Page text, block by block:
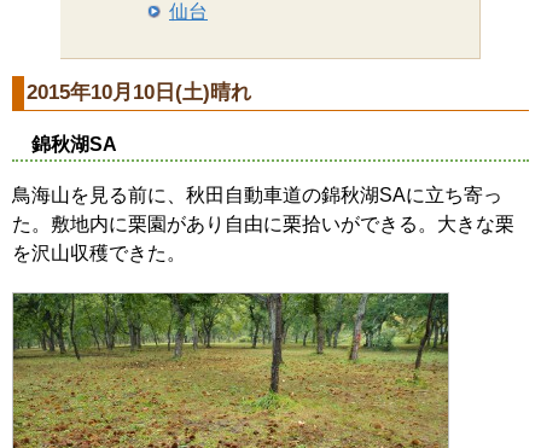
仙台
2015年10月10日(土)晴れ
錦秋湖SA
鳥海山を見る前に、秋田自動車道の錦秋湖SAに立ち寄っ
た。敷地内に栗園があり自由に栗拾いができる。大きな栗
を沢山収穫できた。